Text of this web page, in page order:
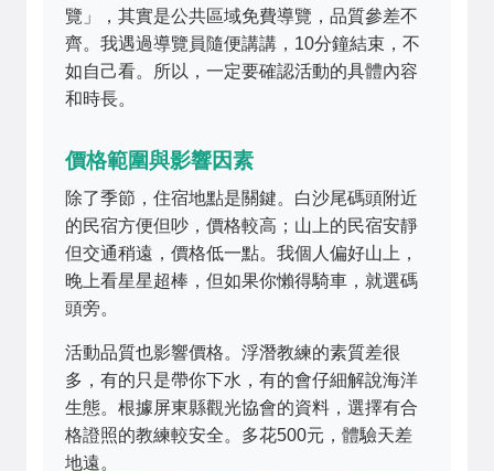
覽」，其實是公共區域免費導覽，品質參差不
齊。我遇過導覽員隨便講講，10分鐘結束，不
如自己看。所以，一定要確認活動的具體內容
和時長。
價格範圍與影響因素
除了季節，住宿地點是關鍵。白沙尾碼頭附近
的民宿方便但吵，價格較高；山上的民宿安靜
但交通稍遠，價格低一點。我個人偏好山上，
晚上看星星超棒，但如果你懶得騎車，就選碼
頭旁。
活動品質也影響價格。浮潛教練的素質差很
多，有的只是帶你下水，有的會仔細解說海洋
生態。根據屏東縣觀光協會的資料，選擇有合
格證照的教練較安全。多花500元，體驗天差
地遠。